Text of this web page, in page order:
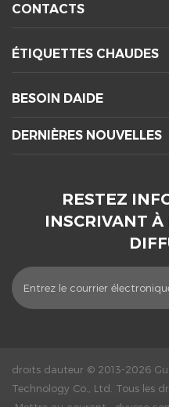
CONTACTS
ÉTIQUETTES CHAUDES
BESOIN DAIDE
DERNIÈRES NOUVELLES
RESTEZ
INSCRIVANT
droits dauteur © 2013-2026
Technology Co., Ltd. Tous les